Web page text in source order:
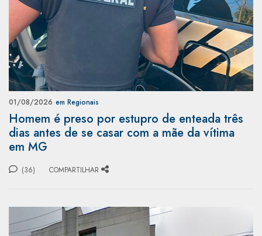
01/08/2026 em Regionais
Homem é preso por estupro de enteada três
dias antes de se casar com a mãe da vítima
em MG
(36) COMPARTILHAR